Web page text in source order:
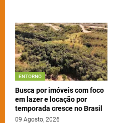
ENTORNO
Busca por imóveis com foco
em lazer e locação por
temporada cresce no Brasil
09 Agosto, 2026